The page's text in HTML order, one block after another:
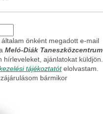
önként megadott e-mail
Meló-Diák Taneszközcentrum
hírleveleket, ajánlatokat küldjön.
tájékoztatót elolvastam.
bármikor